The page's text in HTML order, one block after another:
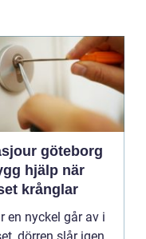
göteborg
hjälp när
krånglar
en nyckel går av i
dörren slår igen